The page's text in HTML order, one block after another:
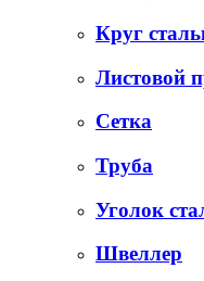
Круг
Листовой
Сетка
Труба
Уголок
Швеллер